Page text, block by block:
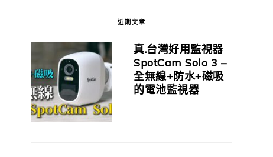
近期文章
真.台灣好用監視器
SpotCam Solo 3 –
全無線+防水+磁吸
的電池監視器